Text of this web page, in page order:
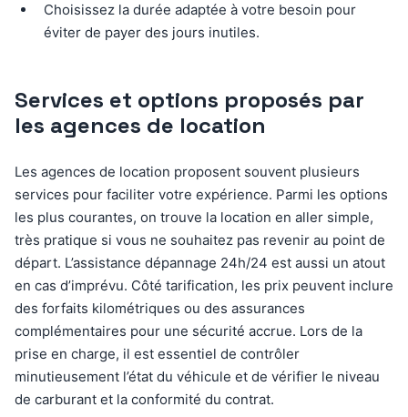
Choisissez la durée adaptée à votre besoin pour
éviter de payer des jours inutiles.
Services et options proposés par
les agences de location
Les agences de location proposent souvent plusieurs
services pour faciliter votre expérience. Parmi les options
les plus courantes, on trouve la location en aller simple,
très pratique si vous ne souhaitez pas revenir au point de
départ. L’assistance dépannage 24h/24 est aussi un atout
en cas d’imprévu. Côté tarification, les prix peuvent inclure
des forfaits kilométriques ou des assurances
complémentaires pour une sécurité accrue. Lors de la
prise en charge, il est essentiel de contrôler
minutieusement l’état du véhicule et de vérifier le niveau
de carburant et la conformité du contrat.